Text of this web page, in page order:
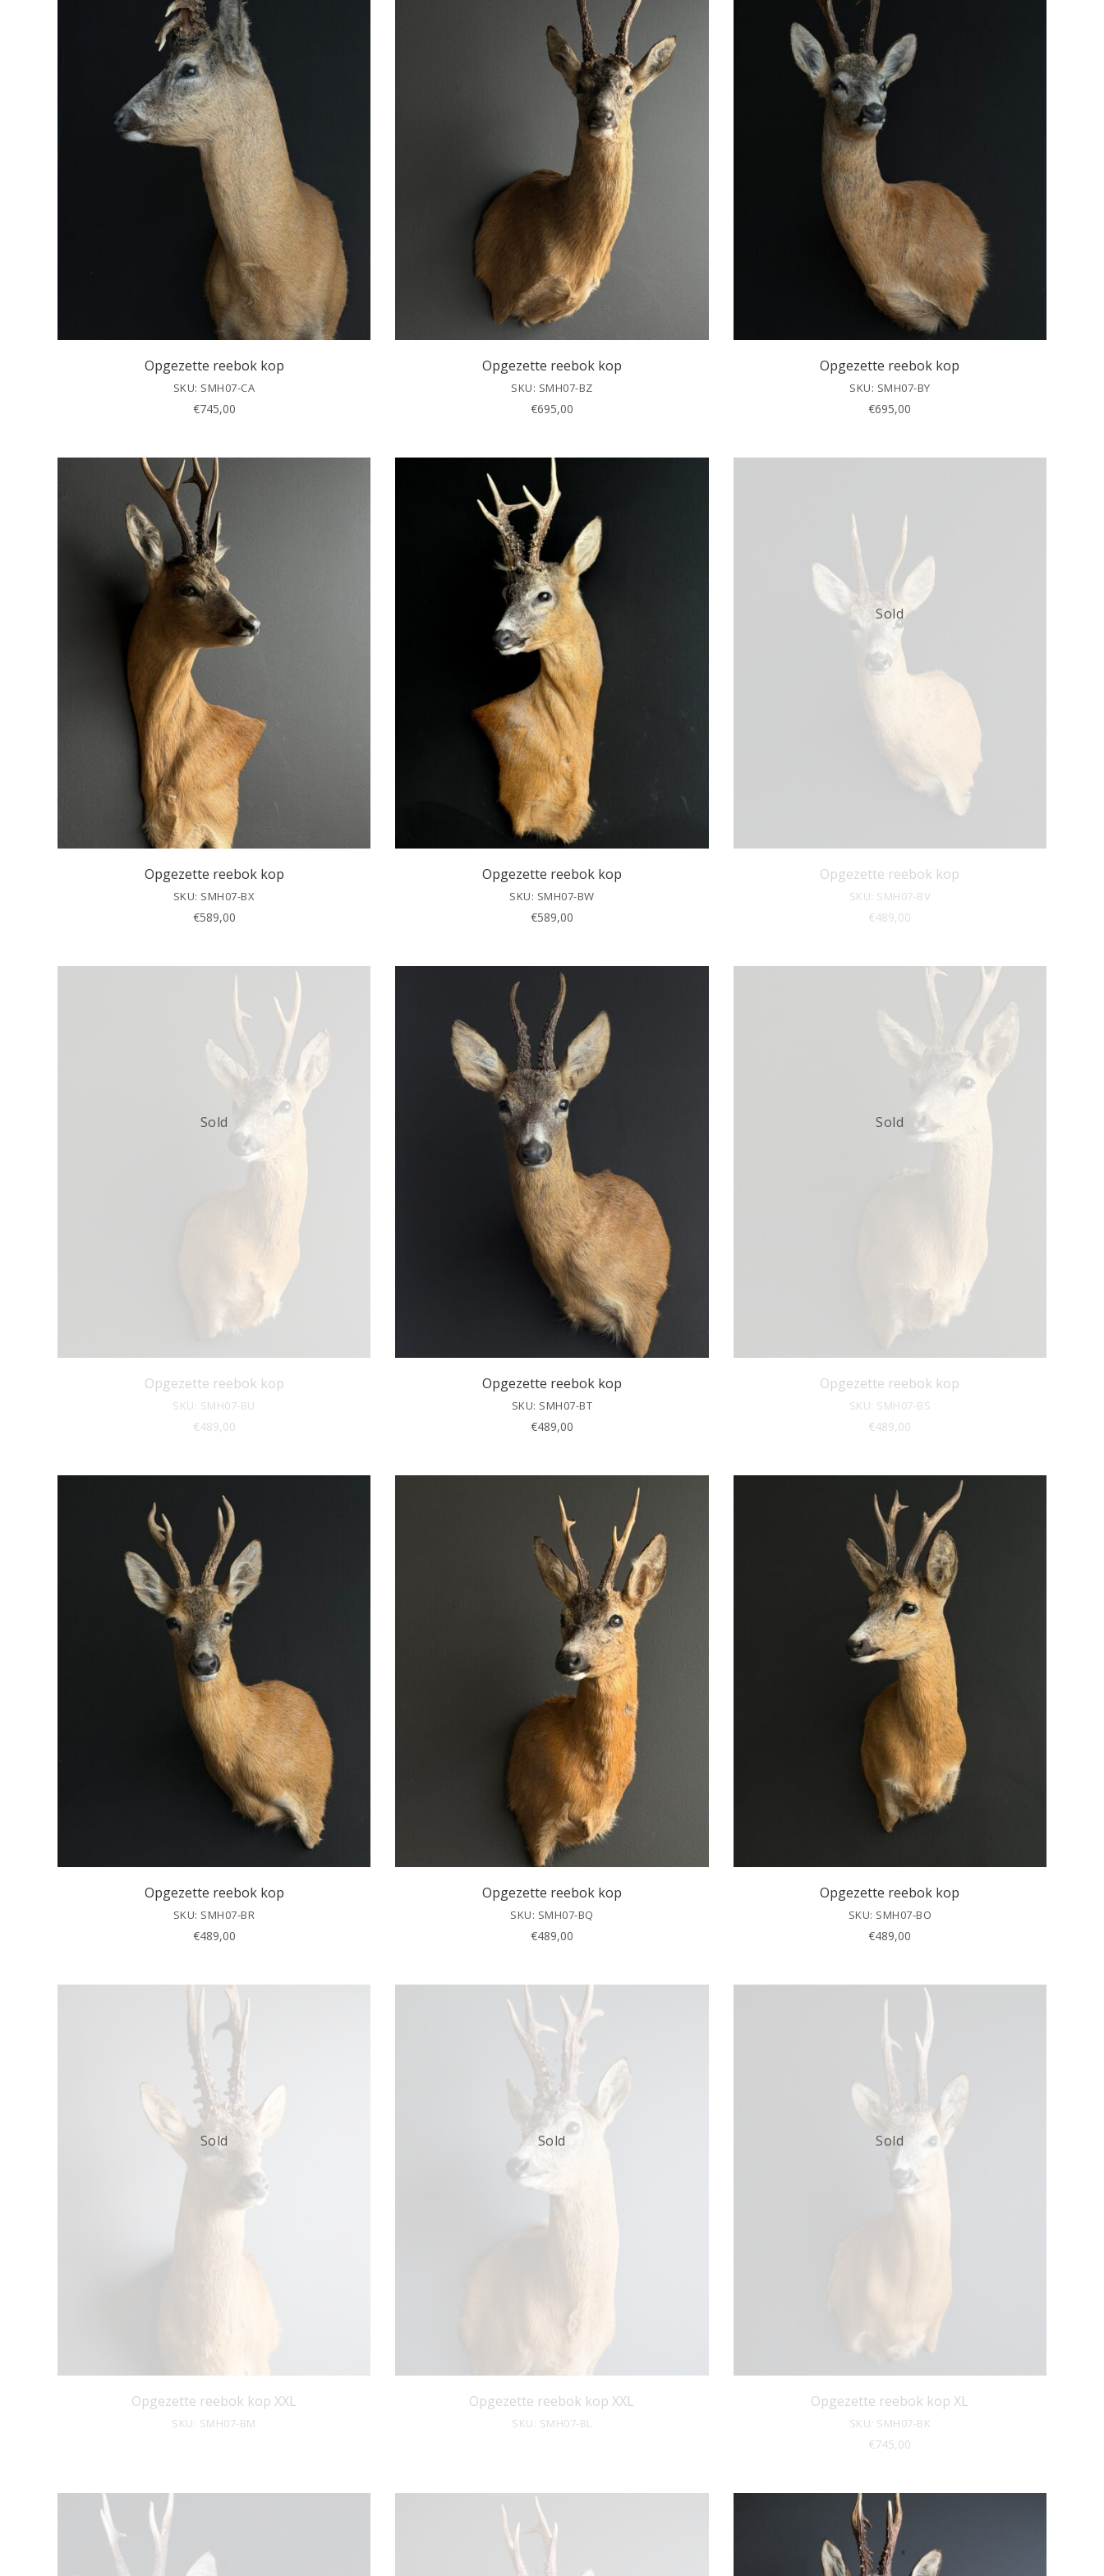
Opgezette reebok kop
SKU: SMH07-CA
€745,00
Opgezette reebok kop
SKU: SMH07-BZ
€695,00
Opgezette reebok kop
SKU: SMH07-BY
€695,00
Opgezette reebok kop
SKU: SMH07-BX
€589,00
Opgezette reebok kop
SKU: SMH07-BW
€589,00
Opgezette reebok kop
SKU: SMH07-BV
€489,00
Sold
Opgezette reebok kop
SKU: SMH07-BU
€489,00
Sold
Opgezette reebok kop
SKU: SMH07-BT
€489,00
Opgezette reebok kop
SKU: SMH07-BS
€489,00
Sold
Opgezette reebok kop
SKU: SMH07-BR
€489,00
Opgezette reebok kop
SKU: SMH07-BQ
€489,00
Opgezette reebok kop
SKU: SMH07-BO
€489,00
Opgezette reebok kop XXL
SKU: SMH07-BM
Sold
Opgezette reebok kop XXL
SKU: SMH07-BL
Sold
Opgezette reebok kop XL
SKU: SMH07-BK
€745,00
Sold